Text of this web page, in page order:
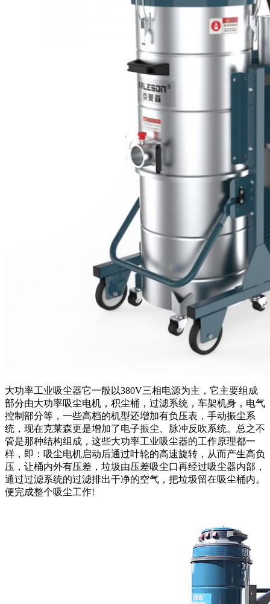
大功率工业吸尘器它一般以380V三相电源为主，它主要组成
部分由大功率吸尘电机，积尘桶，过滤系统，车架机身，电气
控制部分等，一些高档的机型还增加有负压表，手动振尘系
统，现在克莱森更是增加了电子振尘、脉冲反吹系统。总之不
管是那种结构组成，这些大功率工业吸尘器的工作原理都一
样，即：吸尘电机启动后通过叶轮的高速旋转，从而产生高负
压，让桶内外有压差，垃圾由压差吸尘口再经过吸尘器内部，
通过过滤系统的过滤排出干净的空气，把垃圾留在吸尘桶内。
便完成整个吸尘工作!